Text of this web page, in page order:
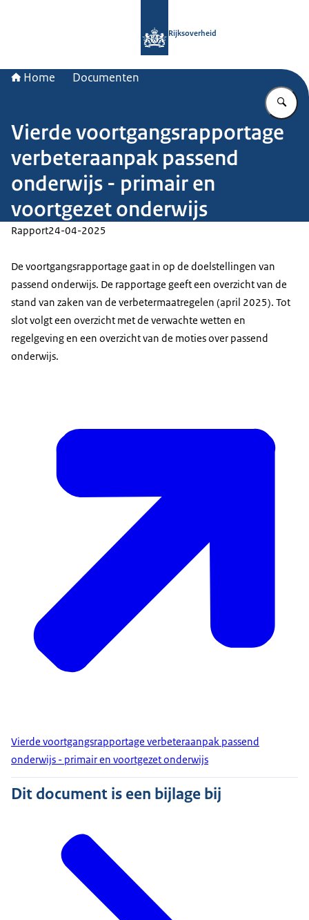
Rijksoverheid
Home Documenten
Vierde voortgangsrapportage
verbeteraanpak passend
onderwijs - primair en
voortgezet onderwijs
Rapport24-04-2025
De voortgangsrapportage gaat in op de doelstellingen van
passend onderwijs. De rapportage geeft een overzicht van de
stand van zaken van de verbetermaatregelen (april 2025). Tot
slot volgt een overzicht met de verwachte wetten en
regelgeving en een overzicht van de moties over passend
onderwijs.
Vierde voortgangsrapportage verbeteraanpak passend
onderwijs - primair en voortgezet onderwijs
Dit document is een bijlage bij